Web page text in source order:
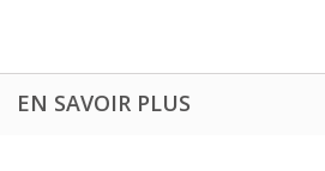
EN SAVOIR PLUS